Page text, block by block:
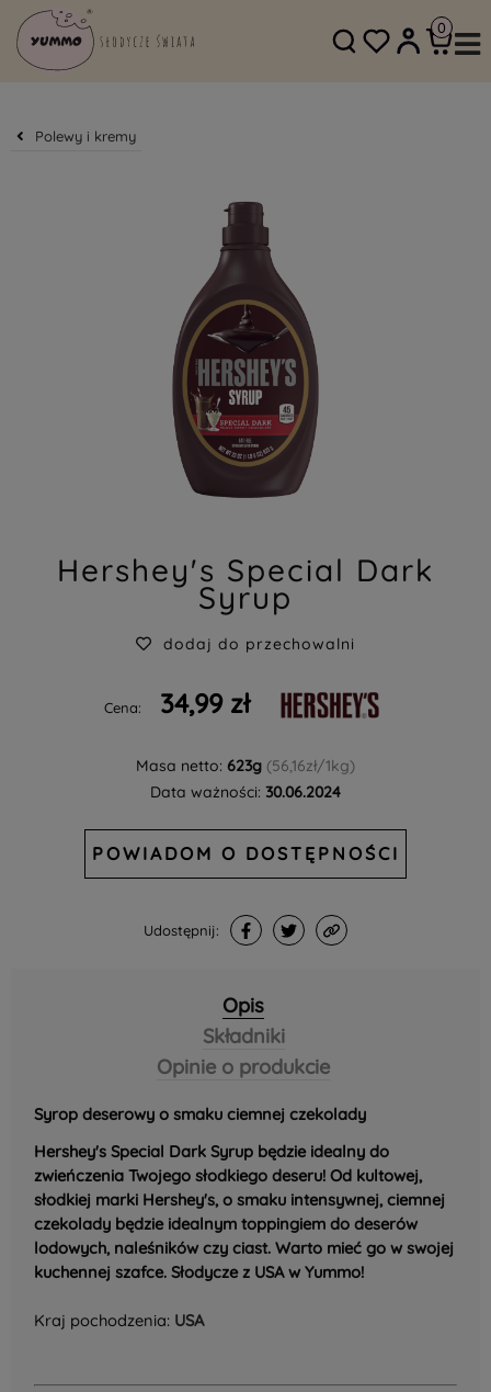
SKLEP@YUMMO.PL
Polewy i kremy
Hershey's Special Dark
Syrup
dodaj do przechowalni
Cena: 34,99 zł
Masa netto: 623g (56,16zł/1kg)
Data ważności: 30.06.2024
POWIADOM O DOSTĘPNOŚCI
Udostępnij:
Opis
Składniki
Opinie o produkcie
Syrop deserowy o smaku ciemnej czekolady
Hershey's Special Dark Syrup będzie idealny do
zwieńczenia Twojego słodkiego deseru! Od kultowej,
słodkiej marki Hershey's, o smaku intensywnej, ciemnej
czekolady będzie idealnym toppingiem do deserów
lodowych, naleśników czy ciast. Warto mieć go w swojej
kuchennej szafce. Słodycze z USA w Yummo!
Kraj pochodzenia: USA